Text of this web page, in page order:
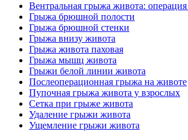
Вентральная грыжа живота:
Грыжа брюшной полости
Грыжа брюшной стенки
Грыжа внизу живота
Грыжа живота паховая
Грыжа мышц живота
Грыжи белой линии живота
Послеоперационная грыжа на животе
Пупочная грыжа живота у взрослых
Сетка при грыже живота
Удаление грыжи живота
Ущемление грыжи живота